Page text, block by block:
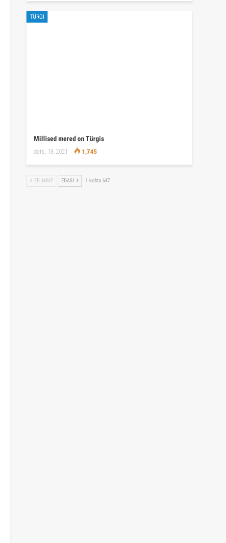
TÜRGI
Millised mered on Türgis
dets. 18, 2021 1,745
EELMINE EDASI 1 kohta 647